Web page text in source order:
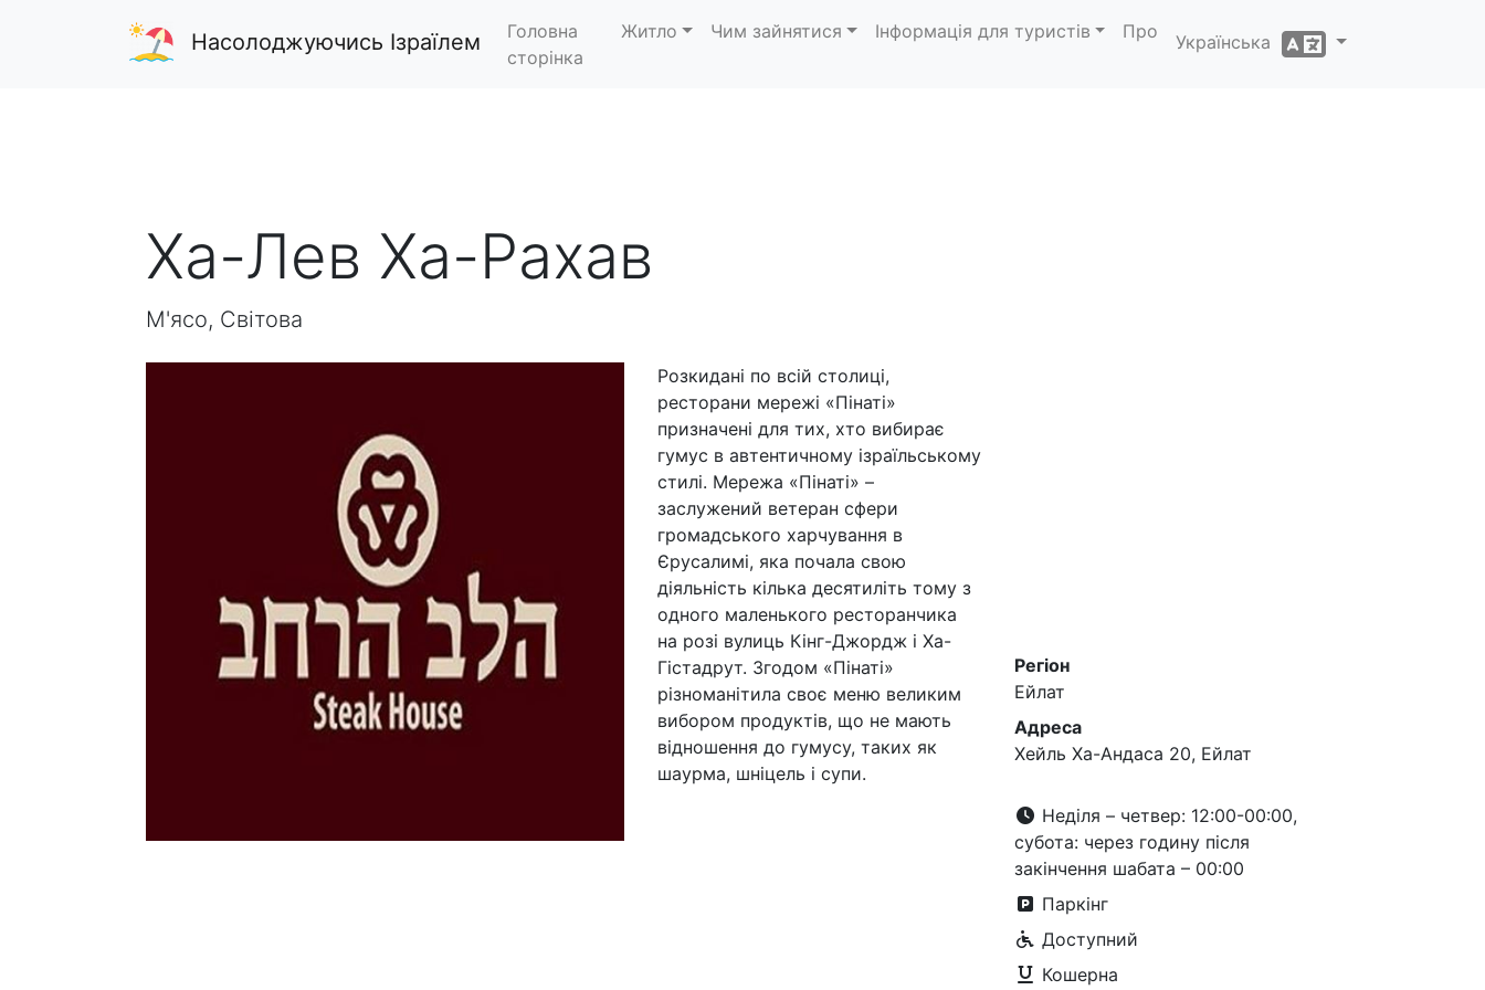
Насолоджуючись Ізраїлем
Головна
сторінка
Житло Чим зайнятися Інформація для туристів Про
Українська
Ха-Лев Ха-Рахав
М'ясо, Світова
Розкидані по всій столиці,
ресторани мережі «Пінаті»
призначені для тих, хто вибирає
гумус в автентичному ізраїльському
стилі. Мережа «Пінаті» –
заслужений ветеран сфери
громадського харчування в
Єрусалимі, яка почала свою
діяльність кілька десятиліть тому з
одного маленького ресторанчика
на розі вулиць Кінг-Джордж і Ха-
Гістадрут. Згодом «Пінаті»
різноманітила своє меню великим
вибором продуктів, що не мають
відношення до гумусу, таких як
шаурма, шніцель і супи.
Регіон
Ейлат
Адреса
Хейль Ха-Андаса 20, Ейлат
Неділя – четвер: 12:00-00:00,
субота: через годину після
закінчення шабата – 00:00
Паркінг
Доступний
Кошерна